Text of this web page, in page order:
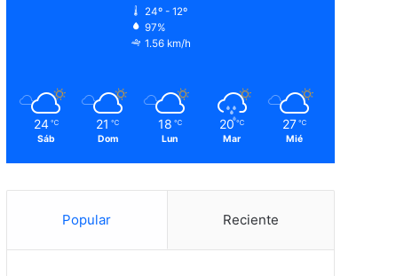
24º - 12º
97%
1.56 km/h
24 ℃
Sáb
21 ℃
Dom
18 ℃
Lun
20 ℃
Mar
27 ℃
Mié
Popular Reciente